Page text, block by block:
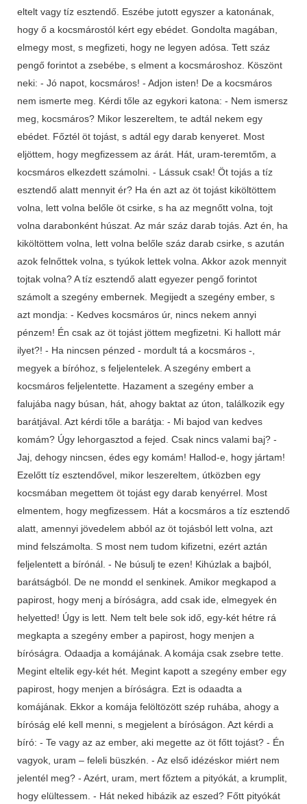
eltelt vagy tíz esztendő. Eszébe jutott egyszer a katonának,
hogy ő a kocsmárostól kért egy ebédet. Gondolta magában,
elmegy most, s megfizeti, hogy ne legyen adósa. Tett száz
pengő forintot a zsebébe, s elment a kocsmároshoz. Köszönt
neki: - Jó napot, kocsmáros! - Adjon isten! De a kocsmáros
nem ismerte meg. Kérdi tőle az egykori katona: - Nem ismersz
meg, kocsmáros? Mikor leszereltem, te adtál nekem egy
ebédet. Főztél öt tojást, s adtál egy darab kenyeret. Most
eljöttem, hogy megfizessem az árát. Hát, uram-teremtőm, a
kocsmáros elkezdett számolni. - Lássuk csak! Öt tojás a tíz
esztendő alatt mennyit ér? Ha én azt az öt tojást kiköltöttem
volna, lett volna belőle öt csirke, s ha az megnőtt volna, tojt
volna darabonként húszat. Az már száz darab tojás. Azt én, ha
kiköltöttem volna, lett volna belőle száz darab csirke, s azután
azok felnőttek volna, s tyúkok lettek volna. Akkor azok mennyit
tojtak volna? A tíz esztendő alatt egyezer pengő forintot
számolt a szegény embernek. Megijedt a szegény ember, s
azt mondja: - Kedves kocsmáros úr, nincs nekem annyi
pénzem! Én csak az öt tojást jöttem megfizetni. Ki hallott már
ilyet?! - Ha nincsen pénzed - mordult tá a kocsmáros -,
megyek a bíróhoz, s feljelentelek. A szegény embert a
kocsmáros feljelentette. Hazament a szegény ember a
falujába nagy búsan, hát, ahogy baktat az úton, találkozik egy
barátjával. Azt kérdi tőle a barátja: - Mi bajod van kedves
komám? Úgy lehorgasztod a fejed. Csak nincs valami baj? -
Jaj, dehogy nincsen, édes egy komám! Hallod-e, hogy jártam!
Ezelőtt tíz esztendővel, mikor leszereltem, útközben egy
kocsmában megettem öt tojást egy darab kenyérrel. Most
elmentem, hogy megfizessem. Hát a kocsmáros a tíz esztendő
alatt, amennyi jövedelem abból az öt tojásból lett volna, azt
mind felszámolta. S most nem tudom kifizetni, ezért aztán
feljelentett a bírónál. - Ne búsulj te ezen! Kihúzlak a bajból,
barátságból. De ne mondd el senkinek. Amikor megkapod a
papirost, hogy menj a bíróságra, add csak ide, elmegyek én
helyetted! Úgy is lett. Nem telt bele sok idő, egy-két hétre rá
megkapta a szegény ember a papirost, hogy menjen a
bíróságra. Odaadja a komájának. A komája csak zsebre tette.
Megint eltelik egy-két hét. Megint kapott a szegény ember egy
papirost, hogy menjen a bíróságra. Ezt is odaadta a
komájának. Ekkor a komája felöltözött szép ruhába, ahogy a
bíróság elé kell menni, s megjelent a bíróságon. Azt kérdi a
bíró: - Te vagy az az ember, aki megette az öt főtt tojást? - Én
vagyok, uram – feleli büszkén. - Az első idézéskor miért nem
jelentél meg? - Azért, uram, mert főztem a pityókát, a krumplit,
hogy elültessem. - Hát neked hibázik az eszed? Főtt pityókát